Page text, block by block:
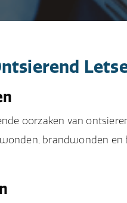
oorzaken van
brandwonden